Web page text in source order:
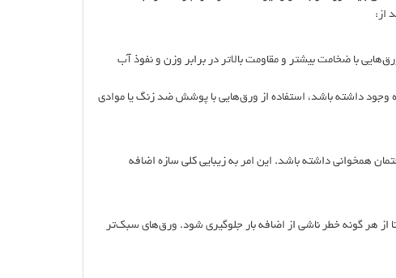
از:
با ضخامت بیشتر و مقاومت بالاتر در برابر وزن و نفوذ آب
داشته باشد، استفاده از ورق‌هایی با پوشش ضد زنگ یا موادی
همخوانی داشته باشد. این امر به زیبایی کلی سازه اضافه
از هر گونه خطر ناشی از اضافه بار جلوگیری شود. ورق‌های سبک‌تر